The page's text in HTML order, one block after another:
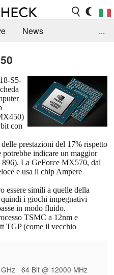
News
Contact
...
S5-
con
prestazioni del 17% rispetto
indicare un maggior
La GeForce MX570, dal
e usa il chip Ampere
essere simili a quelle della
i giochi impegnativi
in modo fluido.
TSMC a 12nm e
TGP (come il vecchio
64 Bit @ 12000 MHz